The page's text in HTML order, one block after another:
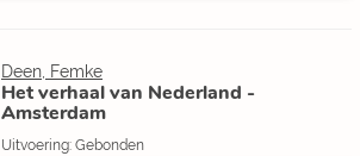
Deen, Femke
Het verhaal van Nederland -
Amsterdam
Uitvoering: Gebonden